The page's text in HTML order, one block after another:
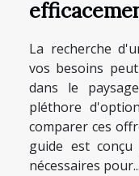
La recherche
vos besoins
dans le
pléthore
comparer ces
guide est
nécessaires pour...